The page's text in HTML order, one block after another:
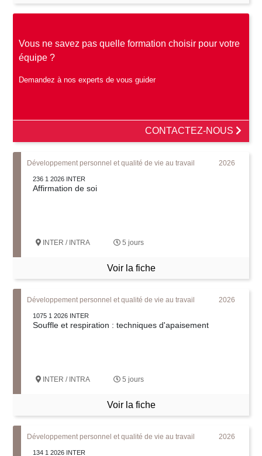
Vous ne savez pas quelle formation choisir pour votre
équipe ?
Demandez à nos experts de vous guider
CONTACTEZ-NOUS
Développement personnel et qualité de vie au travail 2026
236 1 2026 INTER
Affirmation de soi
INTER / INTRA 5 jours
Voir la fiche
Développement personnel et qualité de vie au travail 2026
1075 1 2026 INTER
Souffle et respiration : techniques d'apaisement
INTER / INTRA 5 jours
Voir la fiche
Développement personnel et qualité de vie au travail 2026
134 1 2026 INTER